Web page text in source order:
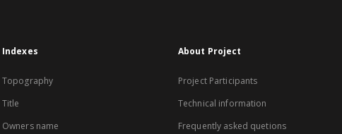
Indexes
Topography
Title
Owners name
About Project
Project Participants
Technical information
Frequently asked quetions